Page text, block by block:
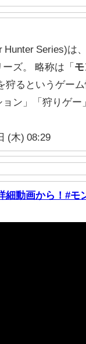
Hunter Series)は
ズ。 略称は「
狩るというゲー
ン」「狩りゲー
(木) 08:29
細動画から！#モ